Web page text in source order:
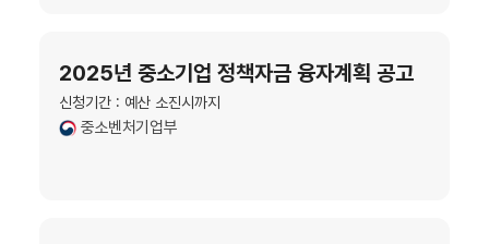
2025년 중소기업 정책자금 융자계획 공고
신청기간 : 예산 소진시까지
중소벤처기업부